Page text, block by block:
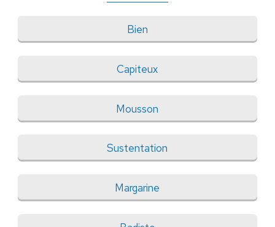
Bien
Capiteux
Mousson
Sustentation
Margarine